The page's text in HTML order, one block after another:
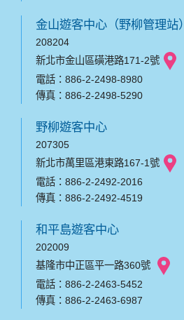
金山遊客中心（野柳管理站）
208204
新北市金山區磺港路171-2號
電話：886-2-2498-8980
傳真：886-2-2498-5290
野柳遊客中心
207305
新北市萬里區港東路167-1號
電話：886-2-2492-2016
傳真：886-2-2492-4519
和平島遊客中心
202009
基隆市中正區平一路360號
電話：886-2-2463-5452
傳真：886-2-2463-6987